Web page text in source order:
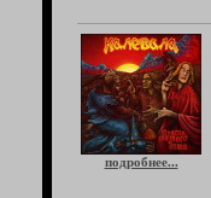
подробнее...